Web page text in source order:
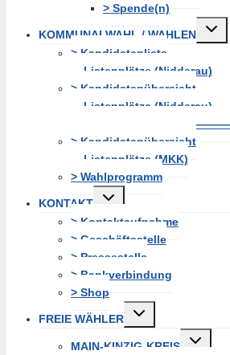
> Spende(n)
KOMMUNALWAHL / WAHLEN
> Kandidatenliste
Listenplätze (Nidderau)
> Kandidatenübersicht
Listenplätze (Nidderau)
> Kandidatenübersicht
Listenplätze (MKK)
> Wahlprogramm
KONTAKT
Untermenü
erweitern
> Kontaktaufnahme
> Geschäftsstelle
> Pressestelle
> Bankverbindung
> Shop
FREIE WÄHLER
Untermenü
erweitern
MAIN-KINZIG-KREIS
Untermenü
erweitern